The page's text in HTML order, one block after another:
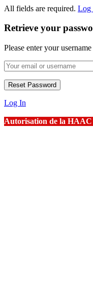
All fields are required. Log
Retrieve your
Please enter your
Log In
Autorisation de la